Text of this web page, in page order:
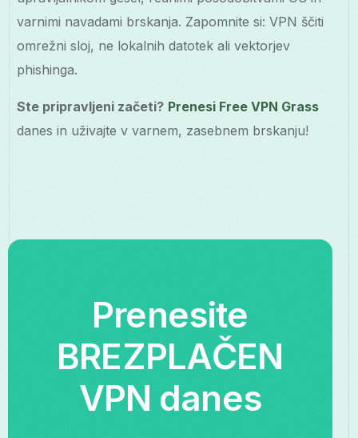
varnimi navadami brskanja. Zapomnite si: VPN ščiti
omrežni sloj, ne lokalnih datotek ali vektorjev
phishinga.
Ste pripravljeni začeti? Prenesi Free VPN Grass
danes in uživajte v varnem, zasebnem brskanju!
Prenesite
BREZPLAČEN
VPN danes